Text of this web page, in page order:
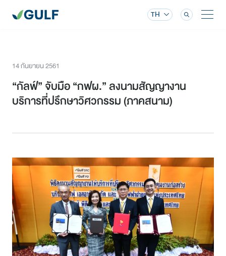
TH
14 กันยายน 2561
“กัลฟ์” จับมือ “กฟผ.” ลงนามสัญญางาน
บริการที่ปรึกษาวิศวกรรม (ภาคสนาม)